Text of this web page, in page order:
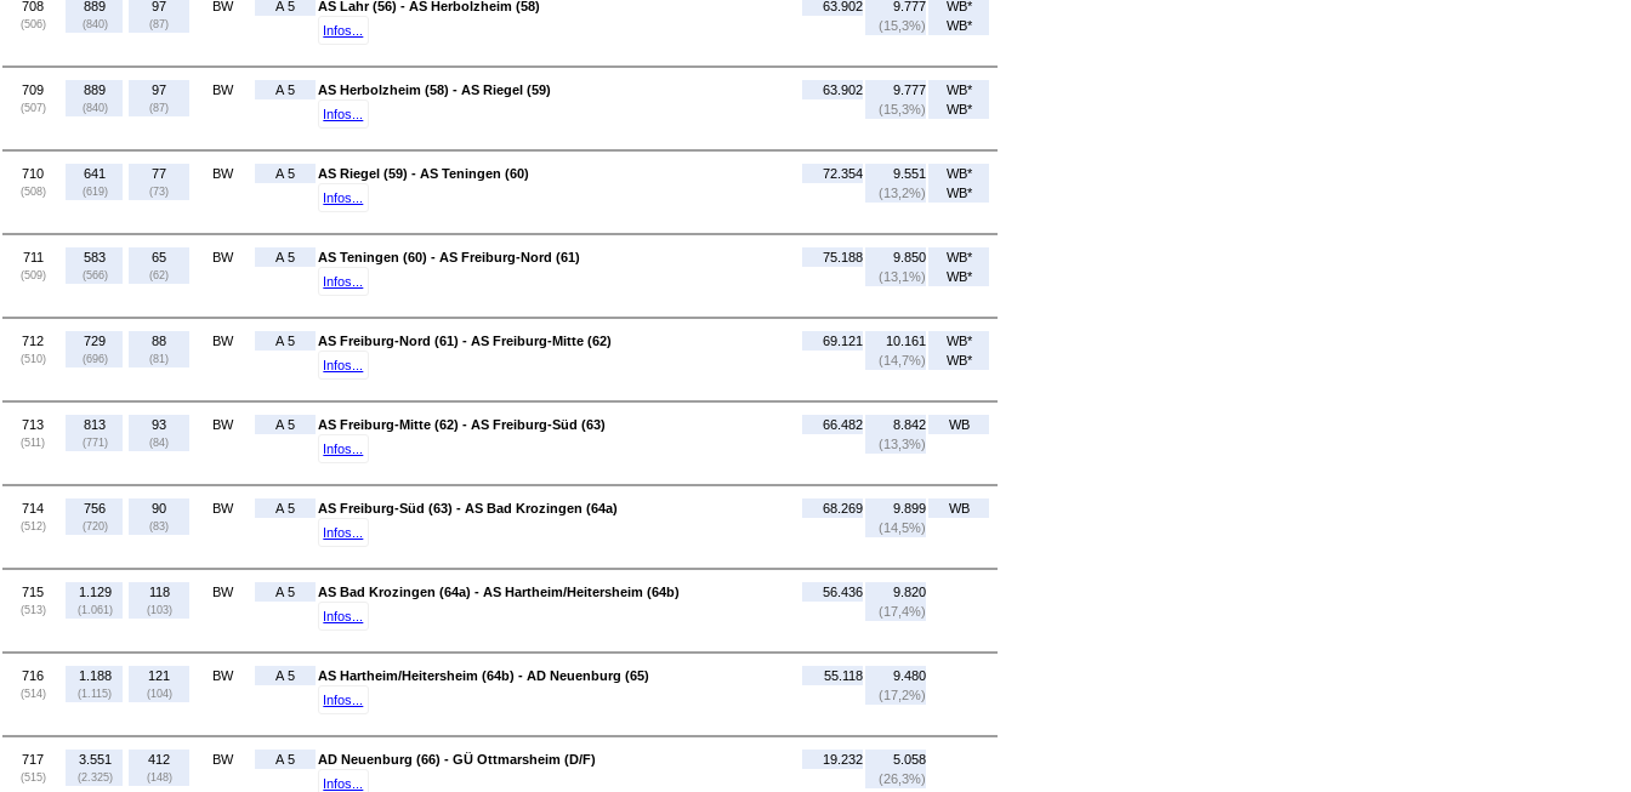
708
(506)
889
(840)
97
(87)
BW A 5
AS Lahr (56) - AS Herbolzheim (58)
Infos...
63.902
9.777
(15,3%)
WB*
WB*
709
(507)
889
(840)
97
(87)
BW A 5
AS Herbolzheim (58) - AS Riegel (59)
Infos...
63.902
9.777
(15,3%)
WB*
WB*
710
(508)
641
(619)
77
(73)
BW A 5
AS Riegel (59) - AS Teningen (60)
Infos...
72.354
9.551
(13,2%)
WB*
WB*
711
(509)
583
(566)
65
(62)
BW A 5
AS Teningen (60) - AS Freiburg-Nord (61)
Infos...
75.188
9.850
(13,1%)
WB*
WB*
712
(510)
729
(696)
88
(81)
BW A 5
AS Freiburg-Nord (61) - AS Freiburg-Mitte (62)
Infos...
69.121
10.161
(14,7%)
WB*
WB*
713
(511)
813
(771)
93
(84)
BW A 5
AS Freiburg-Mitte (62) - AS Freiburg-Süd (63)
Infos...
66.482
8.842
(13,3%)
WB
714
(512)
756
(720)
90
(83)
BW A 5
AS Freiburg-Süd (63) - AS Bad Krozingen (64a)
Infos...
68.269
9.899
(14,5%)
WB
715
(513)
1.129
(1.061)
118
(103)
BW A 5
AS Bad Krozingen (64a) - AS Hartheim/Heitersheim (64b)
Infos...
56.436
9.820
(17,4%)
716
(514)
1.188
(1.115)
121
(104)
BW A 5
AS Hartheim/Heitersheim (64b) - AD Neuenburg (65)
Infos...
55.118
9.480
(17,2%)
717
(515)
3.551
(2.325)
412
(148)
BW A 5
AD Neuenburg (66) - GÜ Ottmarsheim (D/F)
Infos...
19.232
5.058
(26,3%)